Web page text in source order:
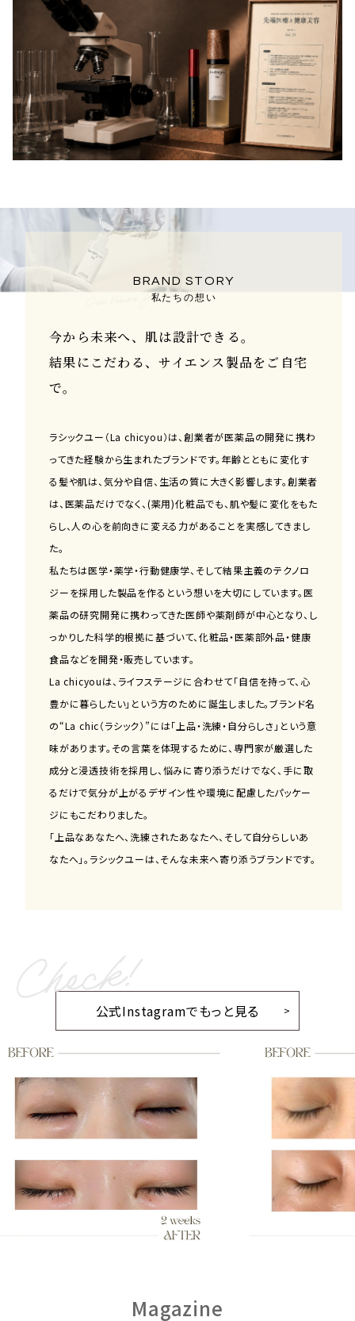
私たちの想い
今から未来へ、肌は設計できる。
結果にこだわる、サイエンス製品をご自宅
で。
ラシックユー（La chicyou）は、創業者が医薬品の開発に携わ
ってきた経験から生まれたブランドです。年齢とともに変化す
る髪や肌は、気分や自信、生活の質に大きく影響します。創業者
は、医薬品だけでなく、(薬用)化粧品でも、肌や髪に変化をもた
らし、人の心を前向きに変える力があることを実感してきまし
た。
私たちは医学・薬学・行動健康学、そして結果主義のテクノロ
ジーを採用した製品を作るという想いを大切にしています。医
薬品の研究開発に携わってきた医師や薬剤師が中心となり、し
っかりした科学的根拠に基づいて、化粧品・医薬部外品・健康
食品などを開発・販売しています。
La chicyouは、ライフステージに合わせて「自信を持って、心
豊かに暮らしたい」という方のために誕生しました。ブランド名
の“La chic（ラシック）”には「上品・洗練・自分らしさ」という意
味があります。その言葉を体現するために、専門家が厳選した
成分と浸透技術を採用し、悩みに寄り添うだけでなく、手に取
るだけで気分が上がるデザイン性や環境に配慮したパッケー
ジにもこだわりました。
「上品なあなたへ、洗練されたあなたへ、そして自分らしいあ
なたへ」。ラシックユーは、そんな未来へ寄り添うブランドです。
公式Instagramでもっと見る
Magazine